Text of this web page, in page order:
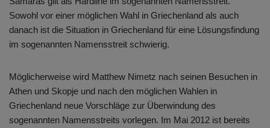
Sowohl vor einer möglichen Wahl in Griechenland als auch
danach ist die Situation in Griechenland für eine Lösungsfindung
im sogenannten Namensstreit schwierig.
Möglicherweise wird Matthew Nimetz nach seinen Besuchen in
Athen und Skopje und nach den möglichen Wahlen in
Griechenland neue Vorschläge zur Überwindung des
sogenannten Namensstreits vorlegen. Im Mai 2012 ist bereits